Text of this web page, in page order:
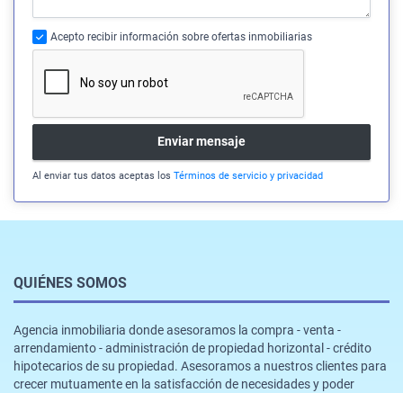
Acepto recibir información sobre ofertas inmobiliarias
Enviar mensaje
Al enviar tus datos aceptas los Términos de servicio y privacidad
QUIÉNES SOMOS
Agencia inmobiliaria donde asesoramos la compra - venta -
arrendamiento - administración de propiedad horizontal - crédito
hipotecarios de su propiedad. Asesoramos a nuestros clientes para
crecer mutuamente en la satisfacción de necesidades y poder